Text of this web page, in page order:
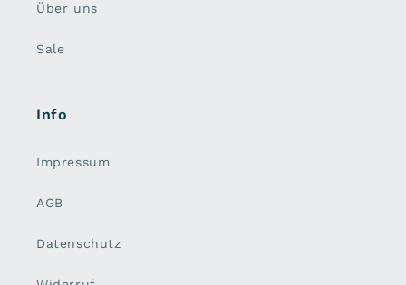
Über uns
Sale
Info
Impressum
AGB
Datenschutz